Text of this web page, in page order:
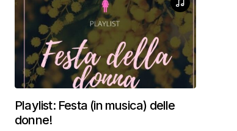
Playlist: Festa (in musica) delle
donne!